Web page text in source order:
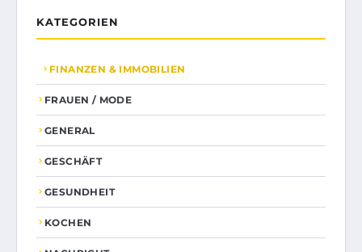
KATEGORIEN
FINANZEN & IMMOBILIEN
FRAUEN / MODE
GENERAL
GESCHÄFT
GESUNDHEIT
KOCHEN